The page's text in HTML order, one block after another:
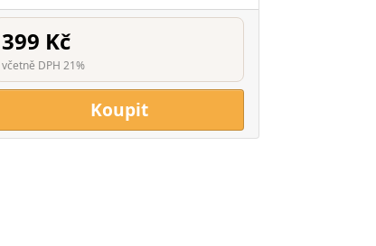
399 Kč
včetně DPH 21%
Koupit